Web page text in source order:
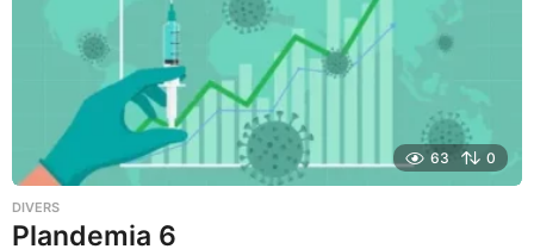
a
o
63 0
DIVERS
Plandemia 6